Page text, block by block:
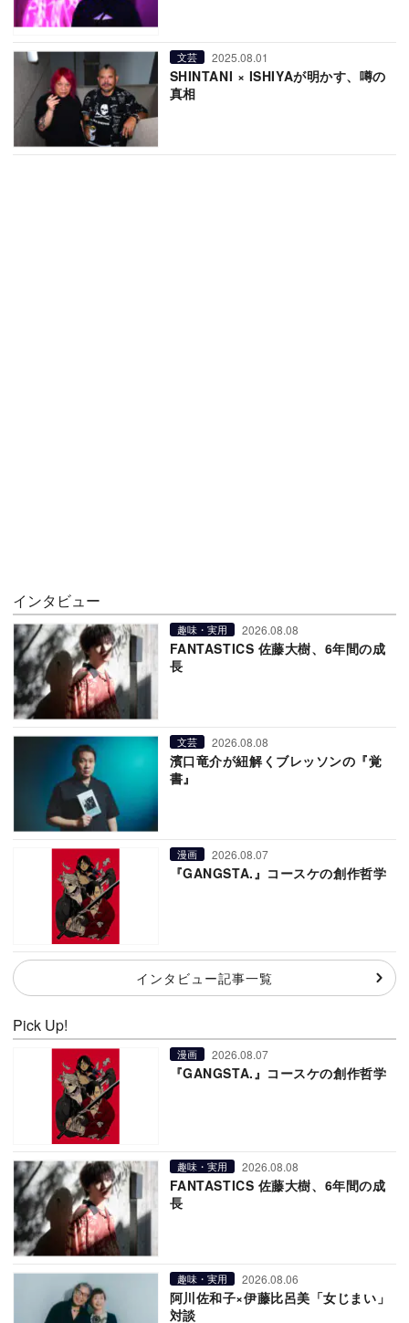
文芸 2025.08.01
SHINTANI × ISHIYAが明かす、噂の
真相
インタビュー
趣味・実用 2026.08.08
FANTASTICS 佐藤大樹、6年間の成
長
文芸 2026.08.08
濱口竜介が紐解くブレッソンの『覚
書』
漫画 2026.08.07
『GANGSTA.』コースケの創作哲学
インタビュー記事一覧
Pick Up!
漫画 2026.08.07
『GANGSTA.』コースケの創作哲学
趣味・実用 2026.08.08
FANTASTICS 佐藤大樹、6年間の成
長
趣味・実用 2026.08.06
阿川佐和子×伊藤比呂美「女じまい」
対談